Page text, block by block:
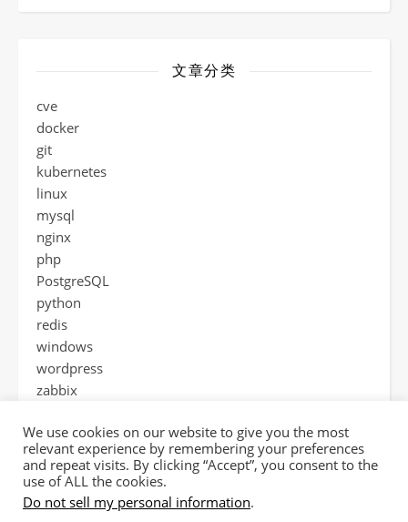
文章分类
cve
docker
git
kubernetes
linux
mysql
nginx
php
PostgreSQL
python
redis
windows
wordpress
zabbix
热门分享
We use cookies on our website to give you the most
relevant experience by remembering your preferences
and repeat visits. By clicking “Accept”, you consent to the
use of ALL the cookies.
Do not sell my personal information.